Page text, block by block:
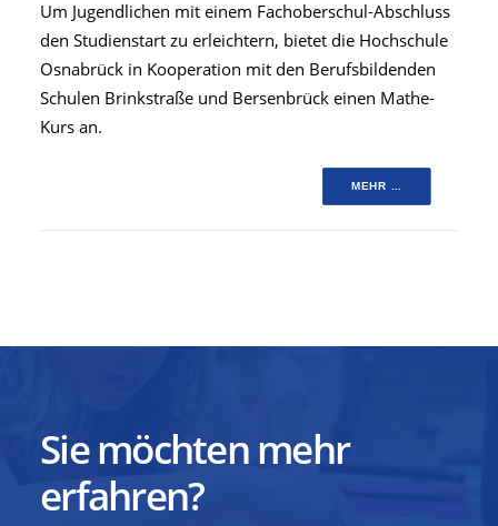
Um Jugendlichen mit einem Fachoberschul-Abschluss
den Studienstart zu erleichtern, bietet die Hochschule
Osnabrück in Kooperation mit den Berufsbildenden
Schulen Brinkstraße und Bersenbrück einen Mathe-
Kurs an.
MEHR ...
Sie möchten mehr
erfahren?